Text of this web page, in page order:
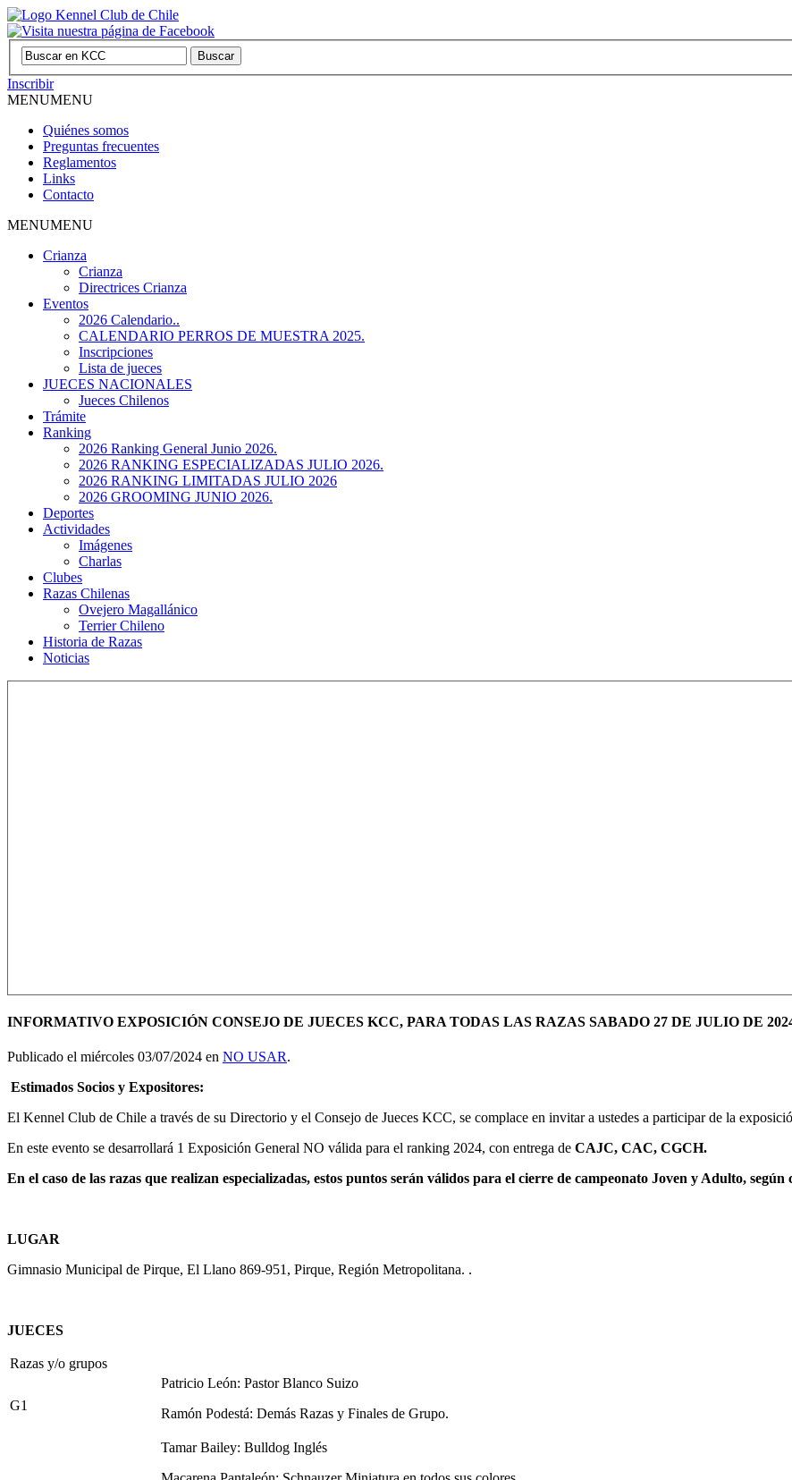
Inscribir
MENUMENU
Quiénes somos
Preguntas frecuentes
Reglamentos
Links
Contacto
MENUMENU
Crianza
Crianza
Directrices Crianza
Eventos
2026 Calendario..
CALENDARIO PERROS DE MUESTRA 2025.
Inscripciones
Lista de jueces
JUECES NACIONALES
Jueces Chilenos
Trámite
Ranking
2026 Ranking General Junio 2026.
2026 RANKING ESPECIALIZADAS JULIO 2026.
2026 RANKING LIMITADAS JULIO 2026
2026 GROOMING JUNIO 2026.
Deportes
Actividades
Imágenes
Charlas
Clubes
Razas Chilenas
Ovejero Magallánico
Terrier Chileno
Historia de Razas
Noticias
INFORMATIVO EXPOSICIÓN CONSEJO DE JUECES KCC, PARA TODAS LAS RAZAS SABADO 27 DE JULIO DE
Publicado el miércoles 03/07/2024 en NO USAR.
Estimados Socios y Expositores:
El Kennel Club de Chile a través de su Directorio y el Consejo de Jueces KCC, se complace en invitar a ustedes a participar de la
En este evento se desarrollará 1 Exposición General NO válida para el ranking 2024, con entrega de CAJC, CAC, CGCH.
En el caso de las razas que realizan especializadas, estos puntos serán válidos para el cierre de campeonato Joven y Adulto,
LUGAR
Gimnasio Municipal de Pirque, El Llano 869-951, Pirque, Región Metropolitana. .
JUECES
Razas y/o grupos
G1
Patricio León: Pastor Blanco Suizo
Ramón Podestá: Demás Razas y Finales de Grupo.
Tamar Bailey: Bulldog Inglés